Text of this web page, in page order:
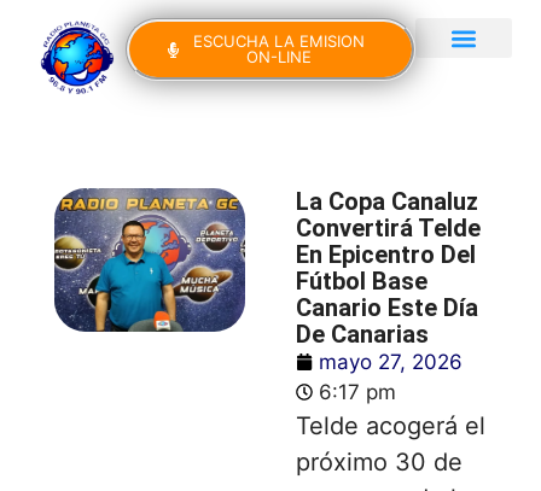
ESCUCHA LA EMISION
ON-LINE
La Copa Canaluz
Convertirá Telde
En Epicentro Del
Fútbol Base
Canario Este Día
De Canarias
mayo 27, 2026
6:17 pm
Telde acogerá el
próximo 30 de